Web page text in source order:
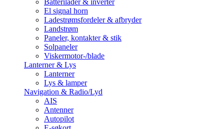
Batterilader & inverter
El signal horn
Ladestrømsfordeler & afbryder
Landstrøm
Paneler, kontakter & stik
Solpaneler
Viskermotor-/blade
Lanterner & Lys
Lanterner
Lys & lamper
Navigation & Radio/Lyd
AIS
Antenner
Autopilot